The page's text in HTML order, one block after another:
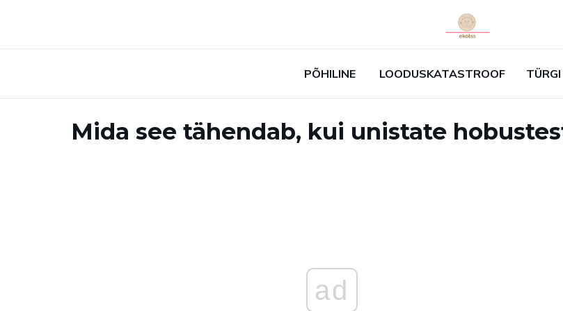
PÕHILINE LOODUSKATASTROOF TÜRGI
Mida see tähendab, kui unistate
ad